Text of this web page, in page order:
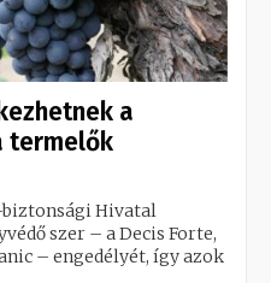
a
termelők
Hivatal
szer – a Decis Forte,
– engedélyét, így azok